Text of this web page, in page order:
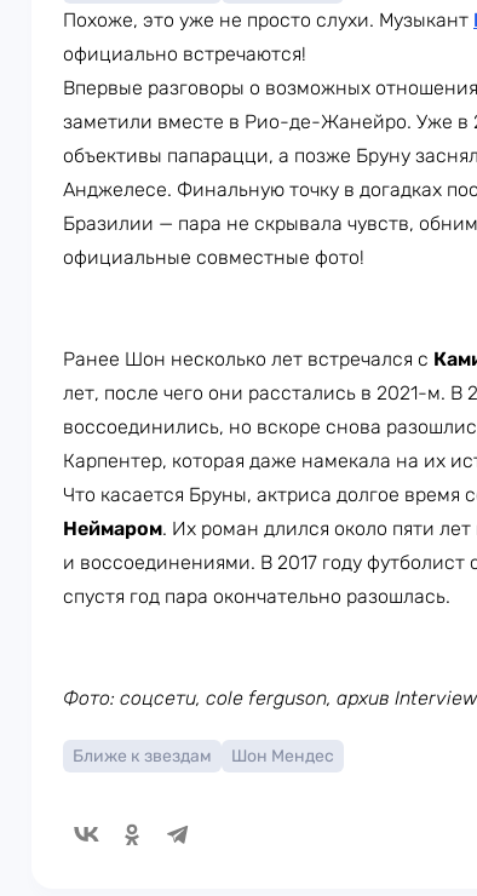
Похоже, это уже не просто слухи. Музыкант
официально встречаются!
Впервые разговоры о возможных
заметили вместе в Рио-де-Жанейро. Уже в
объективы папарацци, а позже Бруну
Анджелесе. Финальную точку в догадках
Бразилии — пара не скрывала чувств,
официальные совместные фото!
Ранее Шон несколько лет встречался с
лет, после чего они расстались в 2021-м.
воссоединились, но вскоре снова
Карпентер, которая даже намекала на их
Что касается Бруны, актриса долгое время
Неймаром. Их роман длился около пяти
и воссоединениями. В 2017 году
спустя год пара окончательно разошлась.
Фото: соцсети, cole ferguson, архив
Ближе к звездам Шон Мендес